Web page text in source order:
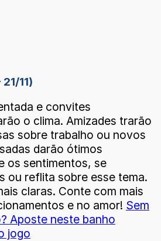
11)
e convites
o clima. Amizades trarão
sobre trabalho ou novos
darão ótimos
os sentimentos, se
ou reflita sobre esse tema.
claras. Conte com mais
e no amor! Sem
Aposte neste banho
jogo